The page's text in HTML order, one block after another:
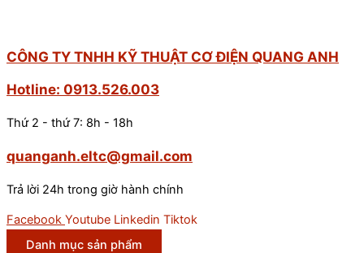
CÔNG TY TNHH KỸ THUẬT CƠ ĐIỆN QUANG ANH
Hotline: 0913.526.003
Thứ 2 - thứ 7: 8h - 18h
quanganh.eltc@gmail.com
Trả lời 24h trong giờ hành chính
Facebook Youtube Linkedin Tiktok
Danh mục sản phẩm